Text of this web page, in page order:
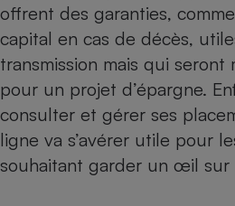
offrent des garanties,
capital en cas de décès,
transmission mais qui seront
pour un projet d’épargne.
consulter et gérer ses
ligne va s’avérer utile pour
souhaitant garder un œil sur